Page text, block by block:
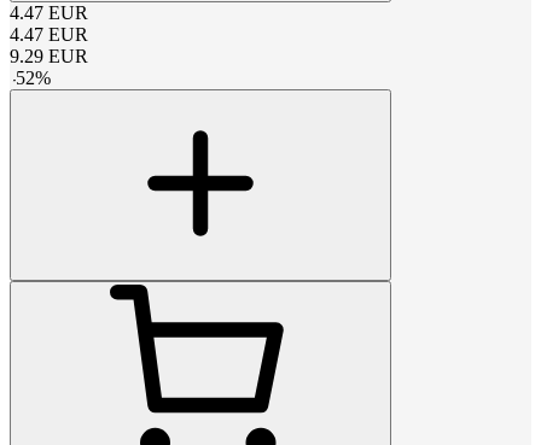
4.47 EUR
4.47 EUR
9.29 EUR
-52%